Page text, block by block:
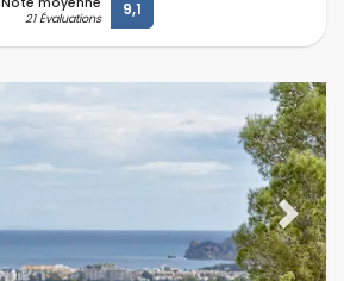
21 Évaluations 9,1
Next